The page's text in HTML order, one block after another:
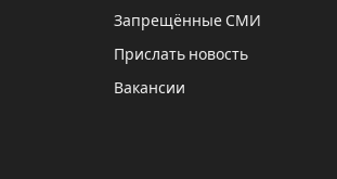
Запрещённые СМИ
Прислать новость
Вакансии